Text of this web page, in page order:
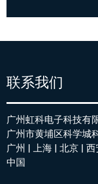
联系我们
广州虹科电子科技有
广州市黄埔区科学城
广州 | 上海 | 北京 |
中国